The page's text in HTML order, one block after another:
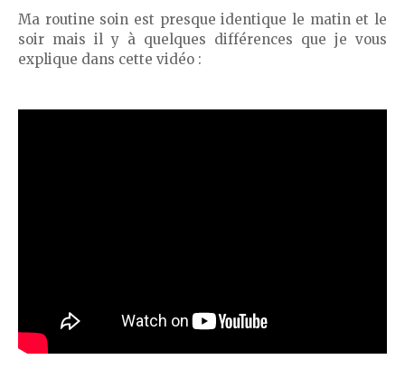
Ma routine soin est presque identique le matin et le
soir mais il y à quelques différences que je vous
explique dans cette vidéo :